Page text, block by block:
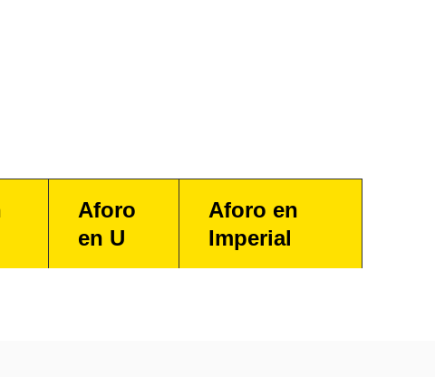
Aforo
en U
Aforo en
Imperial